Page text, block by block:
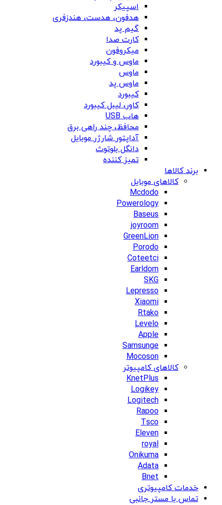
اسپیکر
هدفون، هدست، هندزفری
گیم پد
کارت صدا
میکروفون
ماوس و کیبورد
ماوس
ماوس پد
کیبورد
کاور، لیبل کیبورد
هاب USB
محافظ، چند راهی برق
آداپتور شارژر موبایل
دانگل بلوتوث
تمیز کننده
برند کالاها
کالاهای موبایل
Mcdodo
Powerology
Baseus
joyroom
GreenLion
Porodo
Coteetci
Earldom
SKG
Lepresso
Xiaomi
Rtako
Levelo
Apple
Samsunge
Mocoson
کالاهای کامپیوتر
KnetPlus
Logikey
Logitech
Rapoo
Tsco
Eleven
royal
Onikuma
Adata
Bnet
خدمات کامپیوتری
تماس با مستر جانبی